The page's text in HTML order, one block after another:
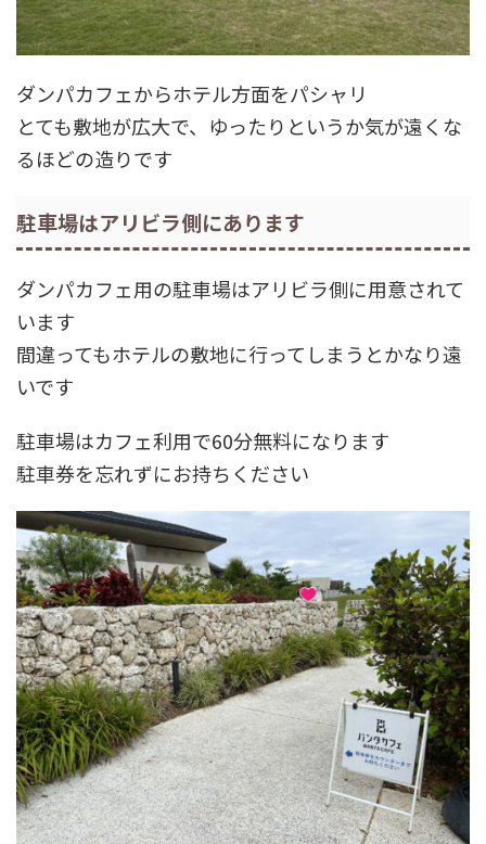
ダンパカフェからホテル方面をパシャリ
とても敷地が広大で、ゆったりというか気が遠くな
るほどの造りです
駐車場はアリビラ側にあります
ダンパカフェ用の駐車場はアリビラ側に用意されて
います
間違ってもホテルの敷地に行ってしまうとかなり遠
いです
駐車場はカフェ利用で60分無料になります
駐車券を忘れずにお持ちください